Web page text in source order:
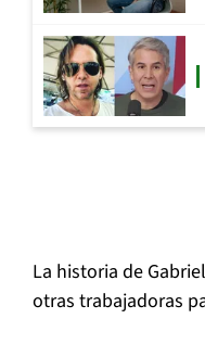
La historia de
otras trabajadoras